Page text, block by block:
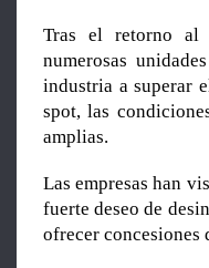
Tras el retorno al
numerosas
industria a superar
spot, las
amplias.
Las empresas han
fuerte deseo de
ofrecer concesiones